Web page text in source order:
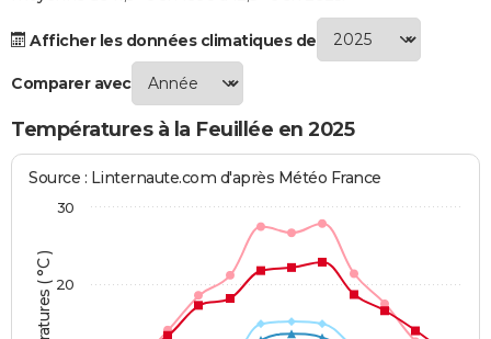
Afficher les données climatiques de
Comparer avec
Températures à la Feuillée en 2025
Source : Linternaute.com d'après Météo France
20
30